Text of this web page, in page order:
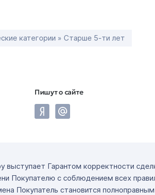
категории » Старше 5-ти лет
Пишут о сайте
выступает Гарантом корректности
Покупателю с соблюдением всех
Покупатель становится